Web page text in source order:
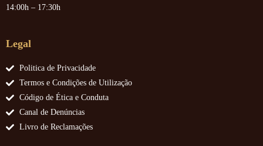
14:00h – 17:30h
Legal
Politica de Privacidade
Termos e Condições de Utilização
Código de Ética e Conduta
Canal de Denúncias
Livro de Reclamações